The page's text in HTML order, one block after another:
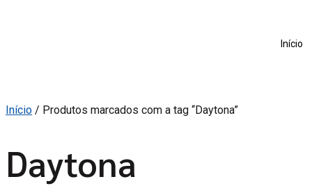
Início
Início / Produtos marcados com a tag “Daytona”
Daytona